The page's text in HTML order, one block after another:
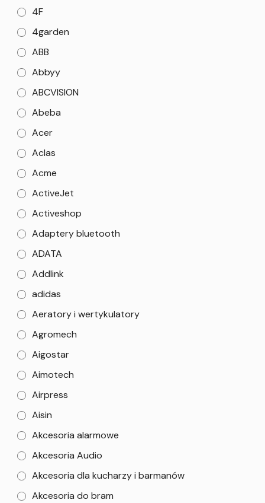
4F
4garden
ABB
Abbyy
ABCVISION
Abeba
Acer
Aclas
Acme
ActiveJet
Activeshop
Adaptery bluetooth
ADATA
Addlink
adidas
Aeratory i wertykulatory
Agromech
Aigostar
Aimotech
Airpress
Aisin
Akcesoria alarmowe
Akcesoria Audio
Akcesoria dla kucharzy i barmanów
Akcesoria do bram